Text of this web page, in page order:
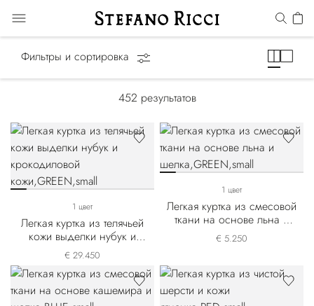
Фильтры и сортировка
452 результатов
1 цвет
Легкая куртка из телячьей
кожи выделки нубук и
крокодиловой кожи
€ 29.450
1 цвет
Легкая куртка из смесовой
ткани на основе льна и
шелка
€ 5.250